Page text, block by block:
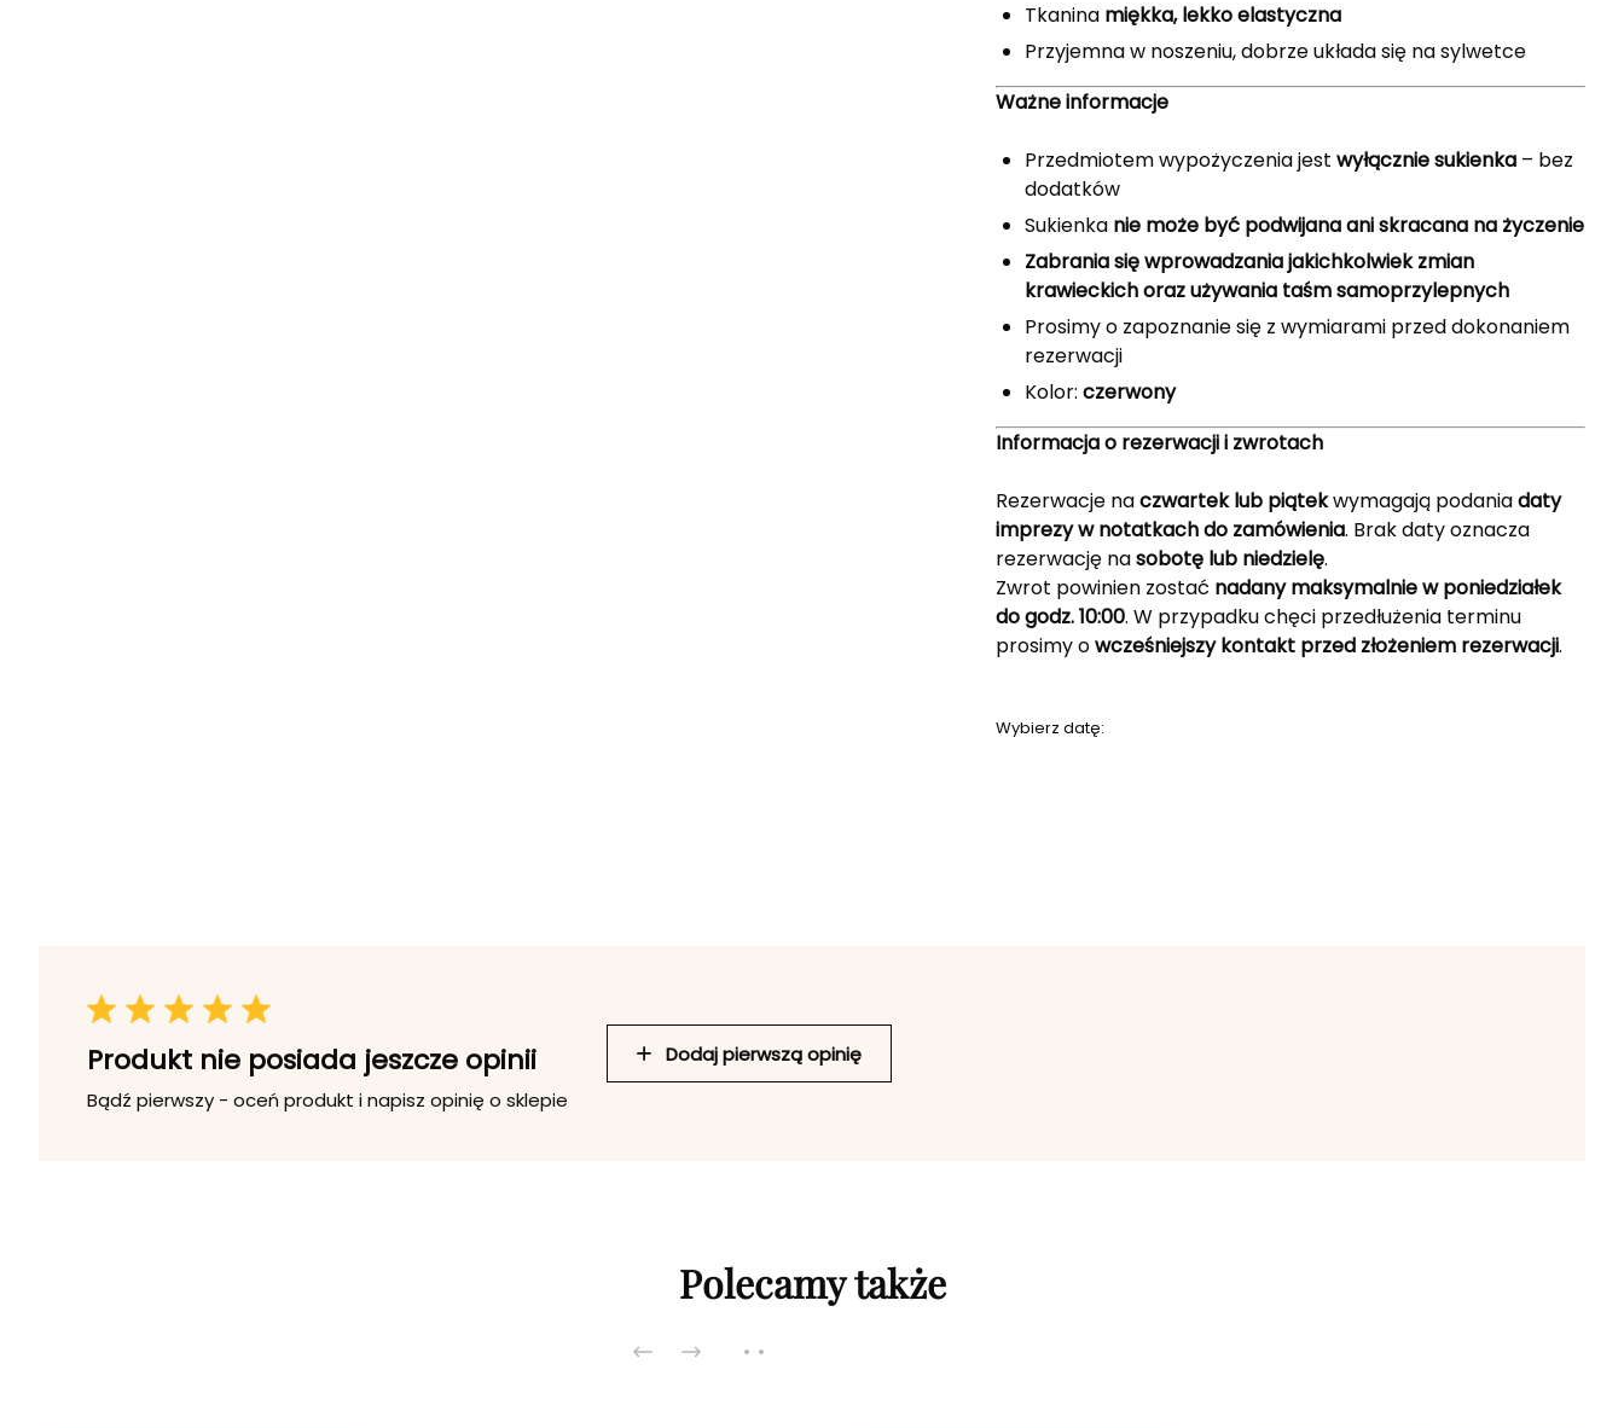
Tkanina miękka, lekko elastyczna
Przyjemna w noszeniu, dobrze układa się na sylwetce
Ważne informacje
Przedmiotem wypożyczenia jest wyłącznie sukienka – bez
dodatków
Sukienka nie może być podwijana ani skracana na życzenie
Zabrania się wprowadzania jakichkolwiek zmian
krawieckich oraz używania taśm samoprzylepnych
Prosimy o zapoznanie się z wymiarami przed dokonaniem
rezerwacji
Kolor: czerwony
Informacja o rezerwacji i zwrotach
Rezerwacje naczwartek lub piątekwymagają podaniadaty
imprezy w notatkach do zamówienia. Brak daty oznacza
rezerwację nasobotę lub niedzielę.
Zwrot powinien zostać nadany maksymalnie w poniedziałek
do godz. 10:00. W przypadku chęci przedłużenia terminu
prosimy owcześniejszy kontakt przed złożeniem rezerwacji.
Wybierz datę:
Produkt nie posiada jeszcze opinii
Bądź pierwszy - oceń produkt i napisz opinię o sklepie
Dodaj pierwszą opinię
Polecamy także